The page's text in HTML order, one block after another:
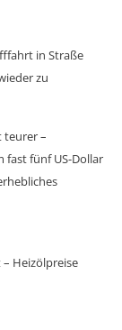
in Straße
zu
teurer –
fast fünf US-Dollar
Heizölpreise